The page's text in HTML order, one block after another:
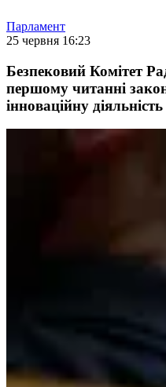
Парламент
25 червня 16:23
Безпековий Комітет
першому читанні
інноваційну діяльність